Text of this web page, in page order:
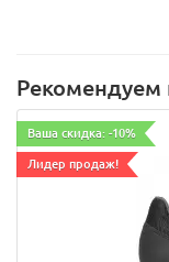
Рекомендуем
Ваша скидка: -10%
Лидер продаж!